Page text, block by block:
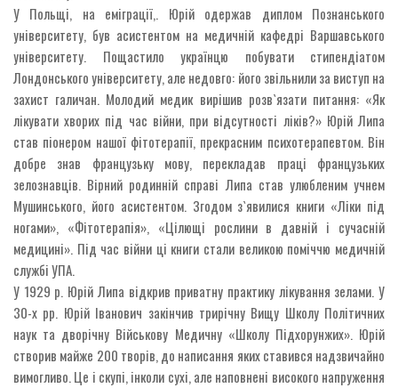
У Польщі, на еміграції,. Юрій одержав диплом Познанського
університету, був асистентом на медичній кафедрі Варшавського
університету. Пощастило українцю побувати стипендіатом
Лондонського університету, але недовго: його звільнили за виступ на
захист галичан. Молодий медик вирішив розв`язати питання: «Як
лікувати хворих під час війни, при відсутності ліків?» Юрій Липа
став піонером нашої фітотерапії, прекрасним психотерапевтом. Він
добре знав французьку мову, перекладав праці французьких
зелознавців. Вірний родинній справі Липа став улюбленим учнем
Мушинського, його асистентом. Згодом з`явилися книги «Ліки під
ногами», «Фітотерапія», «Цілющі рослини в давній і сучасній
медицині». Під час війни ці книги стали великою поміччю медичній
службі УПА.
У 1929 р. Юрій Липа відкрив приватну практику лікування зелами. У
30-х рр. Юрій Іванович закінчив трирічну Вищу Школу Політичних
наук та дворічну Військову Медичну «Школу Підхорунжих». Юрій
створив майже 200 творів, до написання яких ставився надзвичайно
вимогливо. Це і скупі, інколи сухі, але наповнені високого напруження